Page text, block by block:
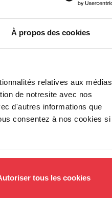
À propos des cookies
relatives aux médias
de notresite avec nos
d'autres informations que
consentez à nos cookies si
tous les cookies